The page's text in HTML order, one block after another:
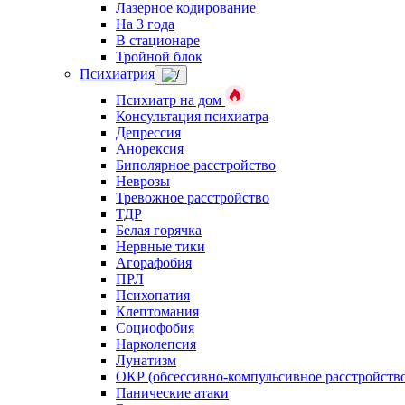
Лазерное кодирование
На 3 года
В стационаре
Тройной блок
Психиатрия
Психиатр на дом
Консультация психиатра
Депрессия
Анорексия
Биполярное расстройство
Неврозы
Тревожное расстройство
ТДР
Белая горячка
Нервные тики
Агорафобия
ПРЛ
Психопатия
Клептомания
Социофобия
Нарколепсия
Лунатизм
ОКР (обсессивно-компульсивное
Панические атаки